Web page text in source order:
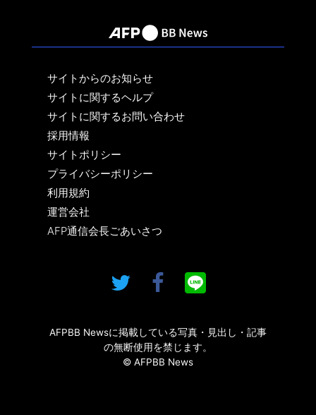
サイトからのお知らせ
サイトに関するヘルプ
サイトに関するお問い合わせ
採用情報
サイトポリシー
プライバシーポリシー
利用規約
運営会社
AFP通信会長ごあいさつ
AFPBB Newsに掲載している写真・見出し・記事
の無断使用を禁じます。
© AFPBB News